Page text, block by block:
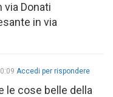
via Donati
in via
Accedi per rispondere
le cose belle della